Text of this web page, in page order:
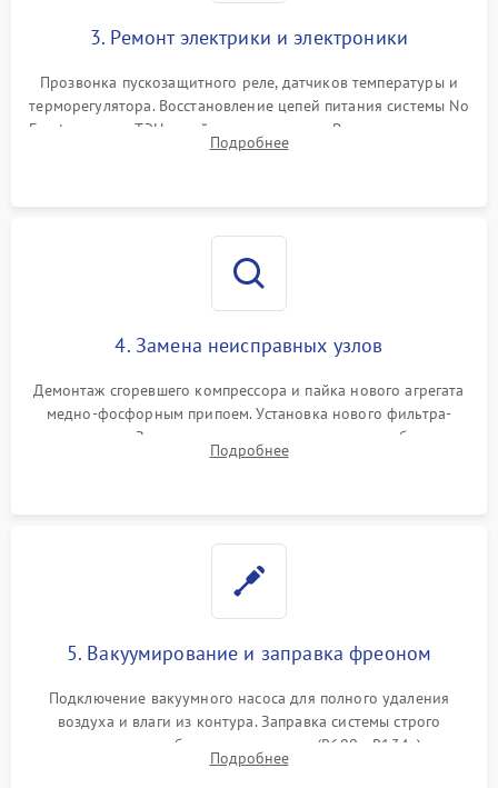
3. Ремонт электрики и электроники
Прозвонка пускозащитного реле, датчиков температуры и
терморегулятора. Восстановление цепей питания системы No
Frost, включая ТЭН оттайки и вентилятор. Ремонт или замена
платы управления при сбоях алгоритмов.
Подробнее
4. Замена неисправных узлов
Демонтаж сгоревшего компрессора и пайка нового агрегата
медно-фосфорным припоем. Установка нового фильтра-
осушителя. Замена изношенных вентиляторов обдува,
сломанных заслонок или поврежденных дверных петель.
Подробнее
5. Вакуумирование и заправка фреоном
Подключение вакуумного насоса для полного удаления
воздуха и влаги из контура. Заправка системы строго
дозированным объемом хладагента (R600a, R134a) по
электронным весам. Контроль рабочего давления в системе.
Подробнее